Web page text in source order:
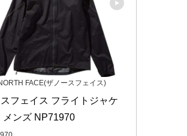
FACE(ザノースフェイス)
スフェイス フライトジャケ
メンズ NP71970